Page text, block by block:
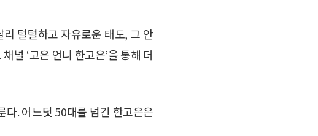
털털하고 자유로운 태도, 그 안
널 ‘고은 언니 한고은’을 통해 더
다. 어느덧 50대를 넘긴 한고은은